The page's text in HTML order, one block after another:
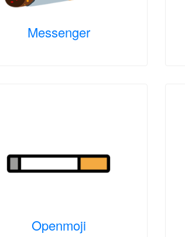
Messenger
Openmoji